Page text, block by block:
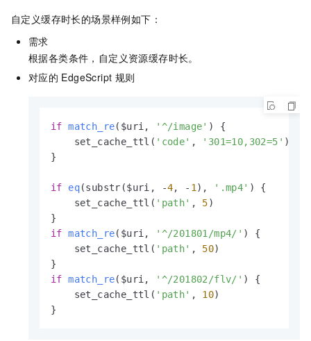
自定义缓存时长的场景样例如下：
需求
根据各类条件，自定义资源缓存时长。
对应的 EdgeScript 规则
if match_re($uri, '^/image' )
{
    set_cache_ttl(
'code' , '301=10,302=5' )
}
if eq(substr($uri, -4, - 1 ) , '.mp4' ) {
    set_cache_ttl(
'path' , 5)
if match_re($uri, '^/201801/mp4/' )
{
    set_cache_ttl(
'path' , 50)
if match_re($uri, '^/201802/flv/' )
{
    set_cache_ttl(
'path' , 10)
}